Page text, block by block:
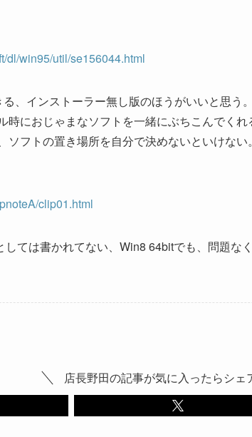
dl/win95/util/se156044.html
、インストーラー無し版のほうがいいと思う。
時におじゃまなソフトを一緒にぶちこんでくれ
ソフトの置き場所を自分で決めないといけな
clip01.html
ては書かれてない、Win8 64bitでも、問題な
店長野田の記事が気に入ったらシェ